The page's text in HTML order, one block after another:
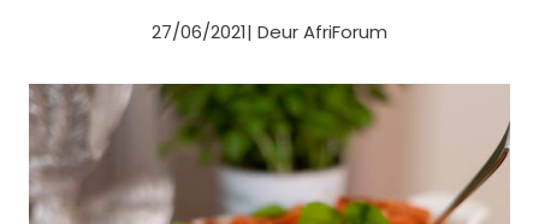
27/06/2021| Deur AfriForum